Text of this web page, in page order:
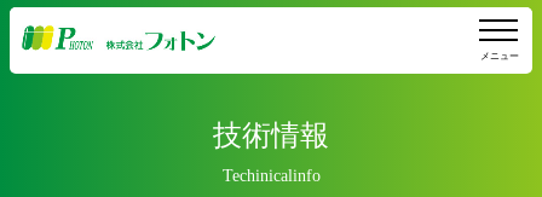
メニュー
技術情報
Techinicalinfo